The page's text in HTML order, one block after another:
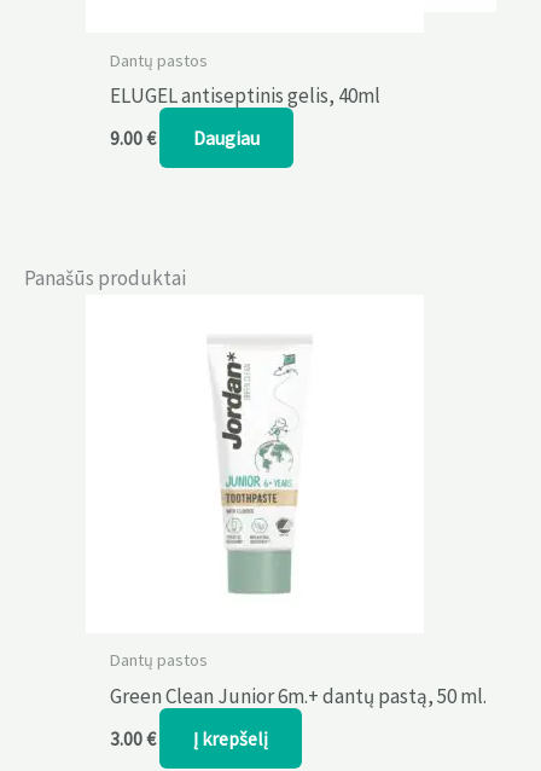
Dantų pastos
ELUGEL antiseptinis gelis, 40ml
9.00€ Daugiau
Panašūs produktai
Dantų pastos
Green Clean Junior 6m.+ dantų pastą, 50 ml.
3.00€ Į krepšelį